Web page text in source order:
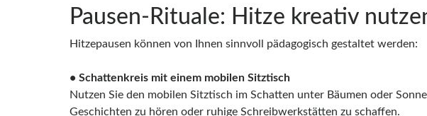
Pausen-Rituale: Hitze kreativ
Hitzepausen können von Ihnen sinnvoll pädagogisch gestaltet werden:
• Schattenkreis mit einem mobilen Sitztisch
Nutzen Sie den mobilen Sitztisch im Schatten unter Bäumen oder
Geschichten zu hören oder ruhige Schreibwerkstätten zu schaffen.